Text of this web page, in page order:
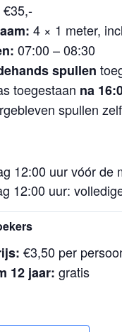
€35,-
4 × 1 meter,
07:00 – 08:30
spullen
toegestaan na
spullen
12:00 uur vóór de
12:00 uur:
€3,50 per
12 jaar: gratis